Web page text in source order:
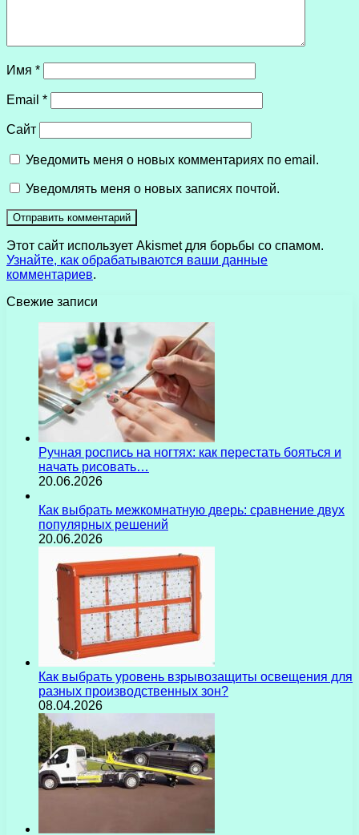
Имя *
Email *
Сайт
Уведомить меня о новых комментариях по email.
Уведомлять меня о новых записях почтой.
Этот сайт использует Akismet для борьбы со спамом.
Узнайте, как обрабатываются ваши данные
комментариев.
Свежие записи
Ручная роспись на ногтях: как перестать бояться и
начать рисовать…
20.06.2026
Как выбрать межкомнатную дверь: сравнение двух
популярных решений
20.06.2026
Как выбрать уровень взрывозащиты освещения для
разных производственных зон?
08.04.2026